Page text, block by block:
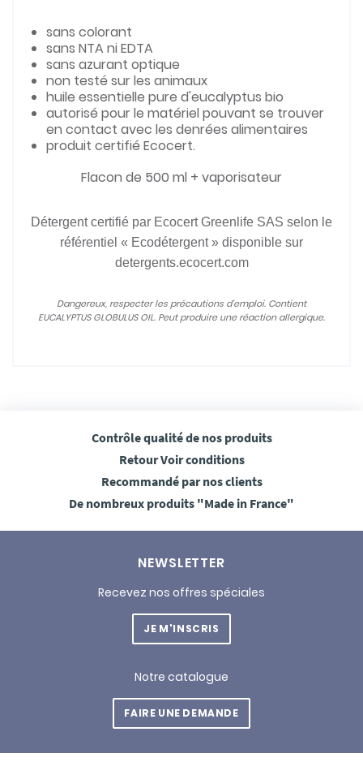
sans colorant
sans NTA ni EDTA
sans azurant optique
non testé sur les animaux
huile essentielle pure d'eucalyptus bio
autorisé pour le matériel pouvant se trouver
en contact avec les denrées alimentaires
produit certifié Ecocert.
Flacon de 500 ml + vaporisateur
Détergent certifié par Ecocert Greenlife SAS selon le
référentiel « Ecodétergent » disponible sur
detergents.ecocert.com
Dangereux, respecter les précautions d'emploi. Contient
EUCALYPTUS GLOBULUS OIL. Peut produire une réaction allergique.
Contrôle qualitéde nos produits
RetourVoir conditions
Recommandépar nos clients
De nombreux produits "Made in France"
NEWSLETTER
Recevez nos offres spéciales
JE M'INSCRIS
Notre catalogue
FAIRE UNE DEMANDE